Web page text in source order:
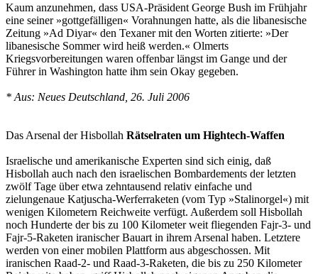
Kaum anzunehmen, dass USA-Präsident George Bush im Frühjahr
eine seiner »gottgefälligen« Vorahnungen hatte, als die libanesische
Zeitung »Ad Diyar« den Texaner mit den Worten zitierte: »Der
libanesische Sommer wird heiß werden.« Olmerts
Kriegsvorbereitungen waren offenbar längst im Gange und der
Führer in Washington hatte ihm sein Okay gegeben.
* Aus: Neues Deutschland, 26. Juli 2006
Das Arsenal der Hisbollah Rätselraten um Hightech-Waffen
Israelische und amerikanische Experten sind sich einig, daß
Hisbollah auch nach den israelischen Bombardements der letzten
zwölf Tage über etwa zehntausend relativ einfache und
zielungenaue Katjuscha-Werferraketen (vom Typ »Stalinorgel«) mit
wenigen Kilometern Reichweite verfügt. Außerdem soll Hisbollah
noch Hunderte der bis zu 100 Kilometer weit fliegenden Fajr-3- und
Fajr-5-Raketen iranischer Bauart in ihrem Arsenal haben. Letztere
werden von einer mobilen Plattform aus abgeschossen. Mit
iranischen Raad-2- und Raad-3-Raketen, die bis zu 250 Kilometer